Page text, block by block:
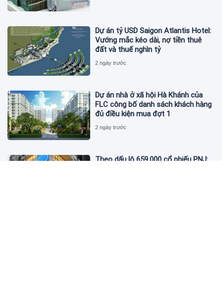
Dự án tỷ USD Saigon Atlantis Hotel:
Vướng mắc kéo dài, nợ tiền thuê
đất và thuế nghìn tỷ
2 ngày trước
Dự án nhà ở xã hội Hà Khánh của
FLC công bố danh sách khách hàng
đủ điều kiện mua đợt 1
2 ngày trước
Theo dấu lô 659.000 cổ phiếu PNJ: